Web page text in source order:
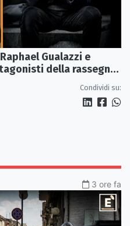
Gualazzi e
della rassegna
Condividi su:
3 ore fa